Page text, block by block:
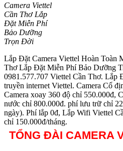
Camera Viettel
Cần Thơ Lắp
Đặt Miễn Phí
Bảo Dưỡng
Trọn Đời
Lắp Đặt Camera Viettel Hoàn Toàn
Thơ Lắp Đặt Miễn Phí Bảo Dưỡng
0981.577.707 Viettel Cần Thơ. Lắp
truyền internet Viettel. Camera Cố
Camera xoay 360 độ chỉ 550.000đ,
nước chỉ 800.000đ. phí lưu trữ chỉ
ngày). Phí lắp 0đ, Lắp Wifi Viettel
chỉ 150.000đ/tháng.
TỔNG ĐÀI CAMERA